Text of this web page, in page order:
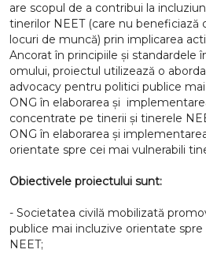
are scopul de a contribui la
tinerilor NEET (care nu beneficiază
locuri de muncă) prin implicarea
Ancorat în principiile și standardele
omului, proiectul utilizează o
advocacy pentru politici publice
ONG în elaborarea și
concentrate pe tinerii și tinerele
ONG în elaborarea și
orientate spre cei mai vulnerabili
Obiectivele proiectului sunt:
- Societatea civilă mobilizată
publice mai incluzive orientate
NEET;